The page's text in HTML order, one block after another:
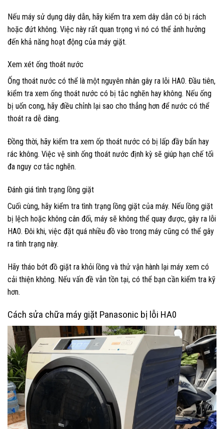
Nếu máy sử dụng dây dẫn, hãy kiểm tra xem dây dẫn có bị rách
hoặc đứt không. Việc này rất quan trọng vì nó có thể ảnh hưởng
đến khả năng hoạt động của máy giặt.
Xem xét ống thoát nước
Ống thoát nước có thể là một nguyên nhân gây ra lỗi HA0. Đầu tiên,
kiểm tra xem ống thoát nước có bị tắc nghẽn hay không. Nếu ống
bị uốn cong, hãy điều chỉnh lại sao cho thẳng hơn để nước có thể
thoát ra dễ dàng.
Đồng thời, hãy kiểm tra xem ốp thoát nước có bị lấp đầy bẩn hay
rác không. Việc vệ sinh ống thoát nước định kỳ sẽ giúp hạn chế tối
đa nguy cơ tắc nghẽn.
Đánh giá tình trạng lồng giặt
Cuối cùng, hãy kiểm tra tình trạng lồng giặt của máy. Nếu lồng giặt
bị lệch hoặc không cân đối, máy sẽ không thể quay được, gây ra lỗi
HA0. Đôi khi, việc đặt quá nhiều đồ vào trong máy cũng có thể gây
ra tình trạng này.
Hãy tháo bớt đồ giặt ra khỏi lồng và thử vận hành lại máy xem có
cải thiện không. Nếu vấn đề vẫn tồn tại, có thể bạn cần kiểm tra kỹ
hơn.
Cách sửa chữa máy giặt Panasonic bị lỗi HA0